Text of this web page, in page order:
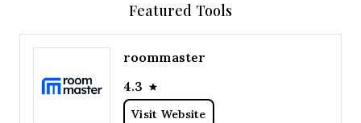
Featured Tools
roommaster
4.3
Visit Website